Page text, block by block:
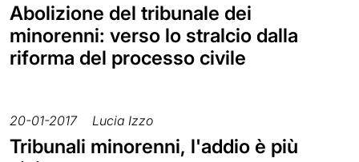
Abolizione del tribunale dei
minorenni: verso lo stralcio dalla
riforma del processo civile
20-01-2017 Lucia Izzo
Tribunali minorenni, l'addio è più